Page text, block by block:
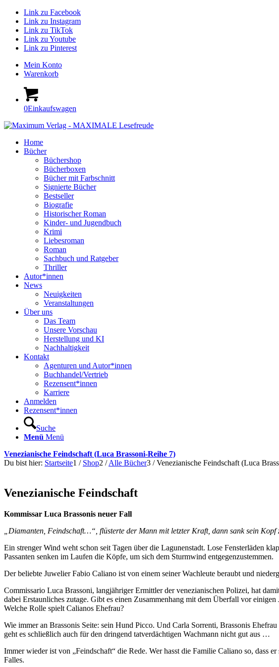
Link zu Facebook
Link zu Instagram
Link zu TikTok
Link zu Youtube
Link zu Pinterest
Mein Konto
Warenkorb
0Einkaufswagen
Home
Bücher
Büchershop
Bücherboxen
Bücher mit Farbschnitt
Signierte Bücher
Bestseller
Biografie
Historischer Roman
Kinder- und Jugendbuch
Krimi
Liebesroman
Roman
Sachbuch und Ratgeber
Thriller
Autor*innen
News
Neuigkeiten
Veranstaltungen
Über uns
Das Team
Unsere Vorschau
Herstellung und KI
Nachhaltigkeit
Kontakt
Agenturen und Autor*innen
Buchhandel/Vertrieb
Rezensent*innen
Karriere
Anmelden
Rezensent*innen
Suche
Menü Menü
Venezianische Feindschaft (Luca Brassoni-Reihe 7)
Du bist hier: Startseite1 / Shop2 / Alle Bücher3 / Venezianische Feindschaft (Luca
Venezianische Feindschaft
Kommissar Luca Brassonis neuer Fall
„Diamanten, Feindschaft…“, flüsterte der Mann mit letzter Kraft, dann sank sein Kopf
Ein strenger Wind weht schon seit Tagen über die Lagunenstadt. Lose Fensterläden
Passanten senken im Laufen die Köpfe, um sich dem Sturmwind entgegenzustemmen.
Der beliebte Juwelier Fabio Caliano ist von einem seiner Wachleute beraubt und
Commissario Luca Brassoni, langjähriger Ermittler der venezianischen Polizei, hat
dabei Erstaunliches zutage. Gibt es einen Zusammenhang mit dem Überfall vor
Welche Rolle spielt Calianos Ehefrau?
Wie immer an Brassonis Seite: sein Hund Picco. Und Carla Sorrenti, Brassonis
geht es schließlich auch für den dringend tatverdächtigen Wachmann nicht gut aus …
Immer wieder ist von „Feindschaft“ die Rede. Wer hasst die Familie Caliano so, dass
Falles.